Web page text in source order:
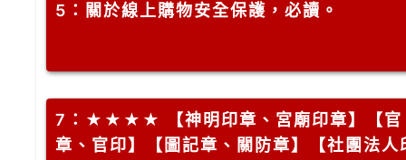
5 ：關於線上購物安全保護，必讀。
7 ：★★★★ 【神明印章、宮廟印章】【官
章、官印】【圖記章、關防章】【社團法人